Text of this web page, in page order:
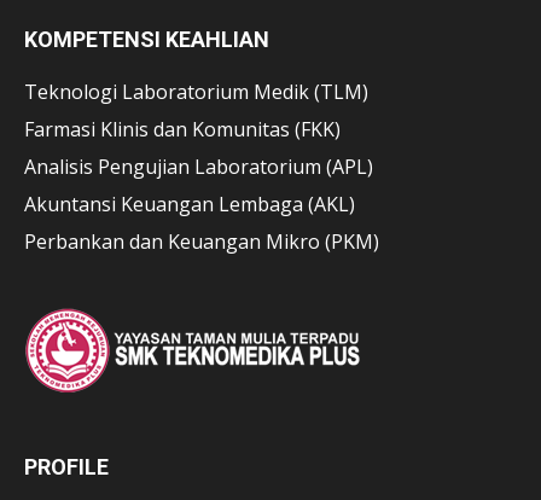
KOMPETENSI KEAHLIAN
Teknologi Laboratorium Medik (TLM)
Farmasi Klinis dan Komunitas (FKK)
Analisis Pengujian Laboratorium (APL)
Akuntansi Keuangan Lembaga (AKL)
Perbankan dan Keuangan Mikro (PKM)
PROFILE